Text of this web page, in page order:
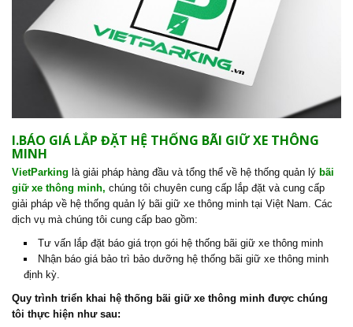
I.BÁO GIÁ LẮP ĐẶT HỆ THỐNG BÃI GIỮ XE THÔNG
MINH
VietParking là giải pháp hàng đầu và tổng thể về hệ thống quản lý bãi
giữ xe thông minh, chúng tôi chuyên cung cấp lắp đặt và cung cấp
giải pháp về hệ thống quản lý bãi giữ xe thông minh tại Việt Nam. Các
dịch vụ mà chúng tôi cung cấp bao gồm:
Tư vấn lắp đặt báo giá trọn gói hệ thống bãi giữ xe thông minh
Nhận báo giá bảo trì bảo dưỡng hệ thống bãi giữ xe thông minh
định kỳ.
Quy trình triển khai hệ thống bãi giữ xe thông minh được chúng
tôi thực hiện như sau: